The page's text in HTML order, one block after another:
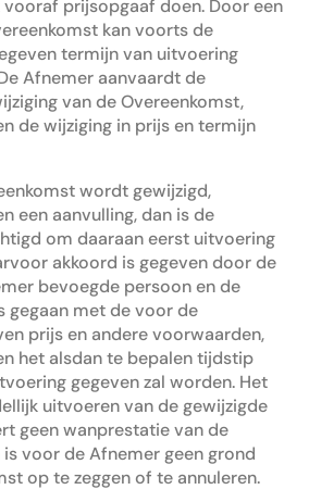
prijsopgaaf doen. Door een
kan voorts de
termijn van uitvoering
Afnemer aanvaardt de
van de Overeenkomst,
de wijziging in prijs en termijn
wordt gewijzigd,
een aanvulling, dan is de
om daaraan eerst uitvoering
akkoord is gegeven door de
bevoegde persoon en de
gegaan met de voor de
prijs en andere voorwaarden,
het alsdan te bepalen tijdstip
gegeven zal worden. Het
uitvoeren van de gewijzigde
geen wanprestatie van de
voor de Afnemer geen grond
op te zeggen of te annuleren.